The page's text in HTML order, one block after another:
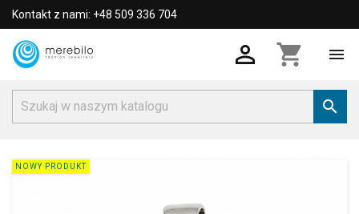
Kontakt z nami: +48 509 336 704
 shopping_cart 

NOWY PRODUKT